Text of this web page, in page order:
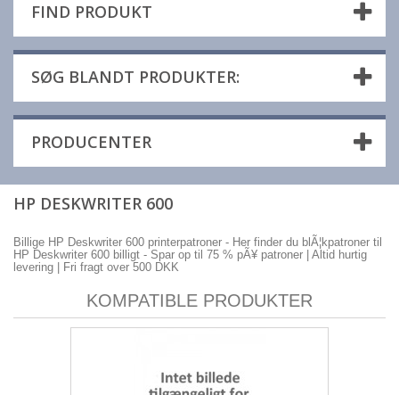
FIND PRODUKT
SØG BLANDT PRODUKTER:
PRODUCENTER
HP DESKWRITER 600
Billige HP Deskwriter 600 printerpatroner - Her finder du blÃ¦kpatroner til
HP Deskwriter 600 billigt - Spar op til 75 % pÃ¥ patroner | Altid hurtig
levering | Fri fragt over 500 DKK
KOMPATIBLE PRODUKTER